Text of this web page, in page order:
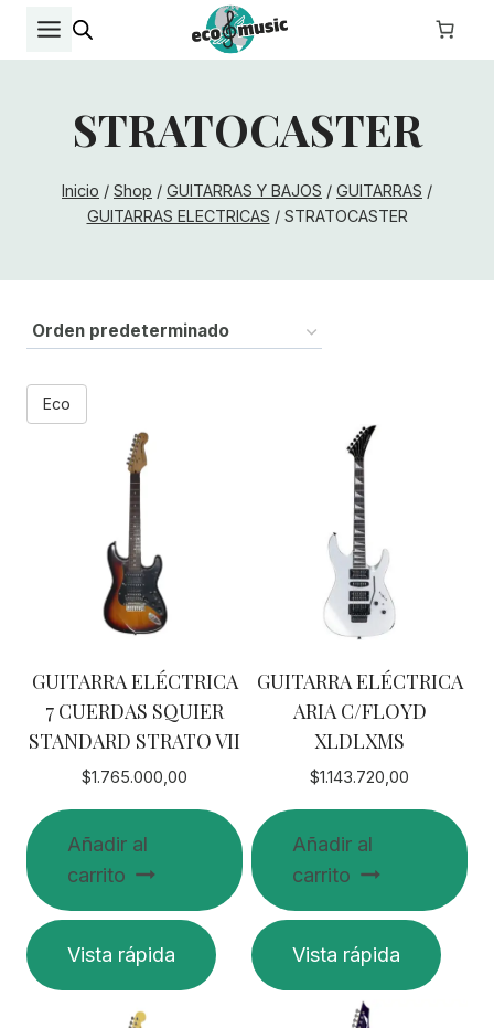
STRATOCASTER
Inicio / Shop / GUITARRAS Y BAJOS / GUITARRAS /
GUITARRAS ELECTRICAS / STRATOCASTER
Eco
GUITARRA ELÉCTRICA
7 CUERDAS SQUIER
STANDARD STRATO VII
$1.765.000,00
Añadir al
carrito
Vista rápida
GUITARRA ELÉCTRICA
ARIA C/FLOYD
XLDLXMS
$1.143.720,00
Añadir al
carrito
Vista rápida